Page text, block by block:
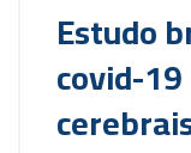
Estudo
covid-